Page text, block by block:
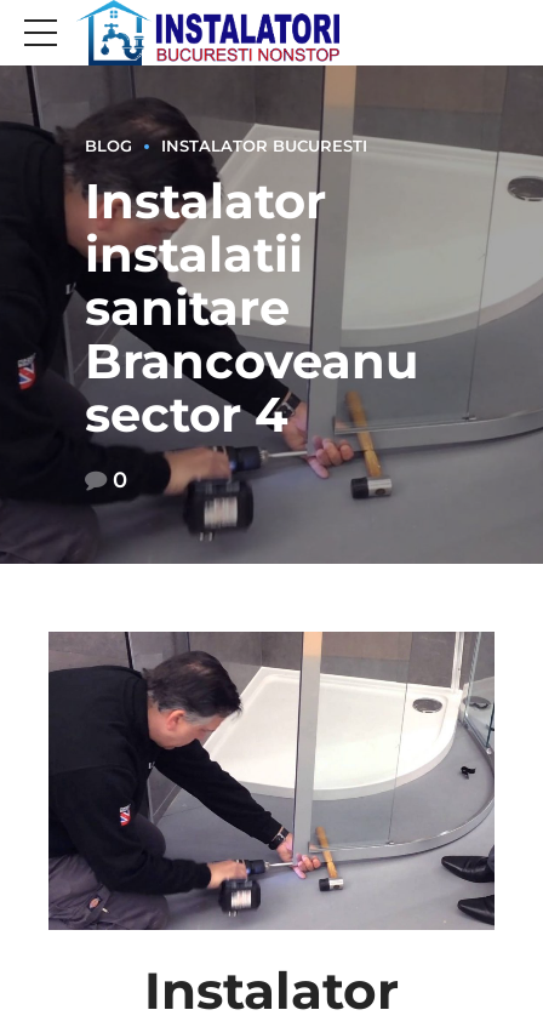
BLOG INSTALATOR BUCURESTI
Instalator
instalatii
sanitare
Brancoveanu
sector 4
0
Instalator